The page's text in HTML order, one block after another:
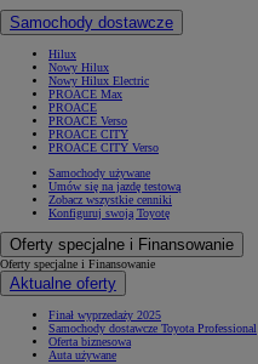
Samochody dostawcze
Hilux
Nowy Hilux
Nowy Hilux Electric
PROACE Max
PROACE
PROACE Verso
PROACE CITY
PROACE CITY Verso
Samochody używane
Umów się na jazdę testową
Zobacz wszystkie cenniki
Konfiguruj swoją Toyotę
Oferty specjalne i Finansowanie
Oferty specjalne i Finansowanie
Aktualne oferty
Finał wyprzedaży 2025
Samochody dostawcze Toyota Professional
Oferta biznesowa
Auta używane